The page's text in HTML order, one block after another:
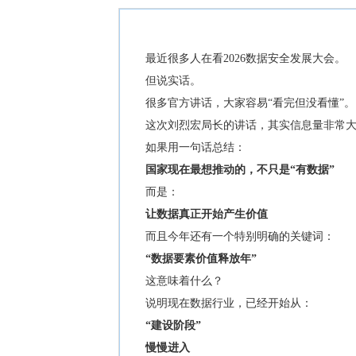
最近很多人在看2026数据安全发展大会。
但说实话。
很多官方讲话，大家容易“看完但没看懂”。
这次刘烈宏局长的讲话，其实信息量非常
如果用一句话总结：
国家现在最想推动的，不只是“有数据”
而是：
让数据真正开始产生价值
而且今年还有一个特别明确的关键词：
“数据要素价值释放年”
这意味着什么？
说明现在数据行业，已经开始从：
“建设阶段”
慢慢进入